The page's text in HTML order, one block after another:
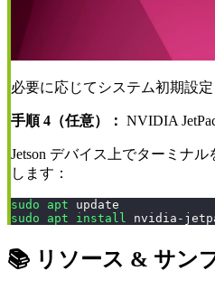
必要に応じてシステム初期設定
手順 4（任意）： NVIDIA
Jetson デバイス上でターミナ
します：
sudo apt update
sudo
apt install nvidia-
📚 リソース & サン